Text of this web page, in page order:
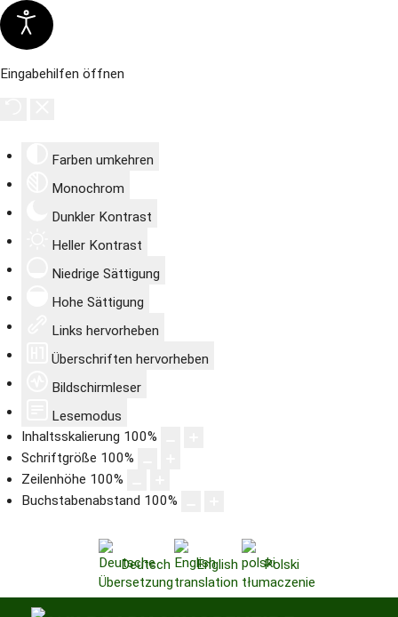
Eingabehilfen öffnen
Farben umkehren
Monochrom
Dunkler Kontrast
Heller Kontrast
Niedrige Sättigung
Hohe Sättigung
Links hervorheben
Überschriften hervorheben
Bildschirmleser
Lesemodus
Inhaltsskalierung 100%
Schriftgröße 100%
Zeilenhöhe 100%
Buchstabenabstand 100%
Deutsch English Polski